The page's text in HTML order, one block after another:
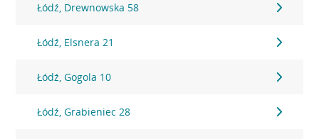
Łódź, Drewnowska 58
Łódź, Elsnera 21
Łódź, Gogola 10
Łódź, Grabieniec 28